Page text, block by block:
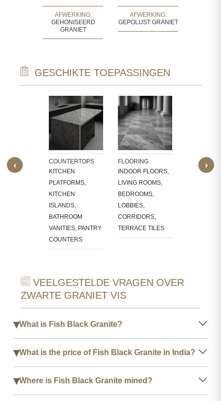
AFWERKING:
GEHONISEERD
GRANIET
AFWERKING:
GEPOLIJST GRANIET
GESCHIKTE TOEPASSINGEN
‹
AREAS,
COUNTERTOPS
KITCHEN
PLATFORMS,
KITCHEN
ISLANDS,
BATHROOM
VANITIES, PANTRY
COUNTERS
FLOORING
INDOOR FLOORS,
LIVING ROOMS,
BEDROOMS,
LOBBIES,
CORRIDORS,
TERRACE TILES
›
VEELGESTELDE VRAGEN OVER
ZWARTE GRANIET VIS
▾What is Fish Black Granite?
▾What is the price of Fish Black Granite in India?
▾Where is Fish Black Granite mined?